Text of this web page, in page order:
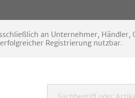
an Unternehmer,
Registrierung nutzbar.